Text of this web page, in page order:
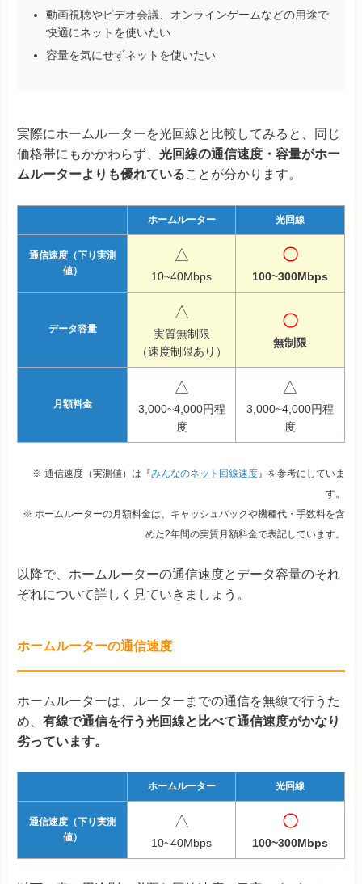
動画視聴やビデオ会議、オンラインゲームなどの用途で
快適にネットを使いたい
容量を気にせずネットを使いたい
実際にホームルーターを光回線と比較してみると、同じ
価格帯にもかかわらず、 光回線の通信速度・容量がホー
ムルーターよりも優れていることが分かります。
ホームルーター 光回線
通信速度（下り実測
値）
△
10~40Mbps
〇
100~300Mbps
データ容量
△
実質無制限
（速度制限あり）
〇
無制限
月額料金
△
3,000~4,000円程
度
△
3,000~4,000円程
度
※ 通信速度（実測値）は『みんなのネット回線速度』を参考にしていま
す。
※ ホームルーターの月額料金は、キャッシュバックや機種代・手数料を含
めた2年間の実質月額料金で表記しています。
以降で、ホームルーターの通信速度とデータ容量のそれ
ぞれについて詳しく見ていきましょう。
ホームルーターの通信速度
ホームルーターは、ルーターまでの通信を無線で行うた
め、 有線で通信を行う光回線と比べて通信速度がかなり
劣っています。
ホームルーター 光回線
通信速度（下り実測
値）
△
10~40Mbps
〇
100~300Mbps